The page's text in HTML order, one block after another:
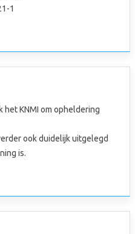
1
KNMI om opheldering
ook duidelijk uitgelegd
is.